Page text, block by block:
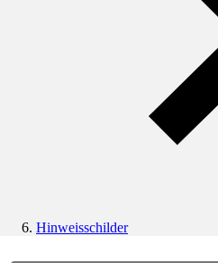
Hinweisschilder